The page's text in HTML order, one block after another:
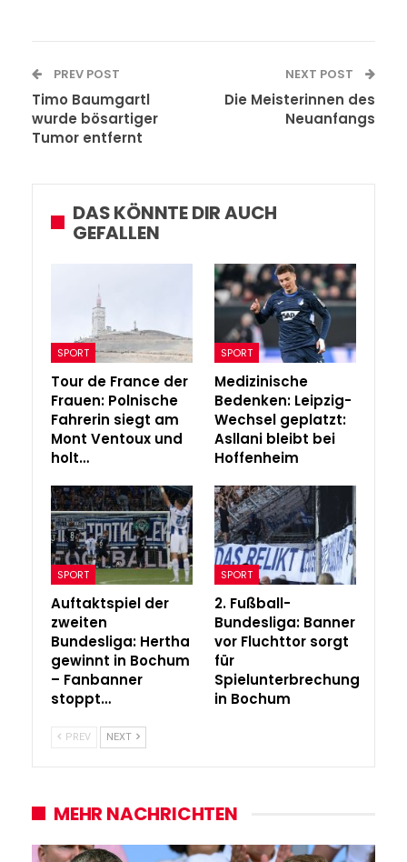
PREV POST
Timo Baumgartl
wurde bösartiger
Tumor entfernt
NEXT POST
Die Meisterinnen des
Neuanfangs
DAS KÖNNTE DIR AUCH
GEFALLEN
SPORT
Tour de France der
Frauen: Polnische
Fahrerin siegt am
Mont Ventoux und
holt…
SPORT
Medizinische
Bedenken: Leipzig-
Wechsel geplatzt:
Asllani bleibt bei
Hoffenheim
SPORT
Auftaktspiel der
zweiten
Bundesliga: Hertha
gewinnt in Bochum
– Fanbanner
stoppt…
SPORT
2. Fußball-
Bundesliga: Banner
vor Fluchttor sorgt
für
Spielunterbrechung
in Bochum
PREV NEXT
MEHR NACHRICHTEN